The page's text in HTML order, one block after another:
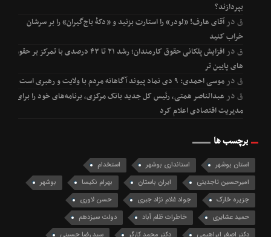
بپردازند؟
قدرآقای عارف! «لودر» را استارت بزنید و «دکۀ باج‌گیران» را بر سرشان
خراب کنید
قدر
افزایش پلکانی حقوق کارمندان؛ رشد ۲۱ تا ۴۳ درصدی با تمرکز بر حقوق
های پایین تر
قدرموسی احمدی: ۹ دی نماد پیوند آگاهانه مردم با ولایت و رهبری است
قدرعبدالناصر همتی، رئیس کل جدید بانک مرکزی، برنامه‌های خود را برای
مدیریت اقتصادی اعلام کرد
برچسب ها
استان بوشهر استانداری بوشهر
استخدام
امیرحسین تاجدینی
ایران باستان بهرام نکیسا
بوشهر
جزیره خارک
جواد غلام نژاد جبری
حسن لاوری
حمید عشایری
خاطرات ظلم آباد
دولت سیزدهم
دکتر اصغر ابراهیمی
دکتر محمد کارگر
سید رضا حسینی